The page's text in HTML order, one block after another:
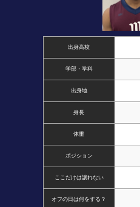
出身高校
学部・学科
出身地
身長
体重
ポジション
ここだけは譲れない
オフの日は何をする？